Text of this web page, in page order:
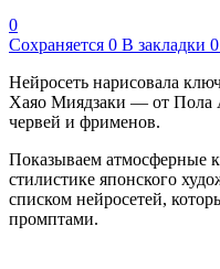
0
Сохраняется 0 В закладки 0
Нейросеть нарисовала
Хаяо Миядзаки — от Пола
червей и фрименов.
Показываем атмосферные
стилистике японского
списком нейросетей,
промптами.